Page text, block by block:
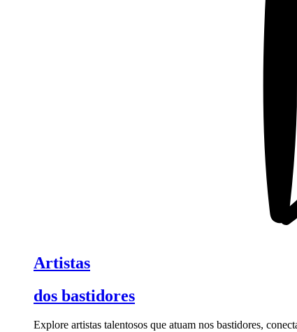
Artistas
dos bastidores
Explore artistas talentosos que atuam nos bastidores,